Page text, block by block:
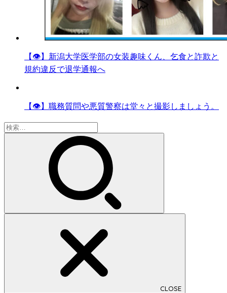
【👁】新潟大学医学部の女装趣味くん、乞食と詐欺と
規約違反で退学通報へ
【👁】職務質問や悪質警察は堂々と撮影しましょう。
検
索:
CLOSE